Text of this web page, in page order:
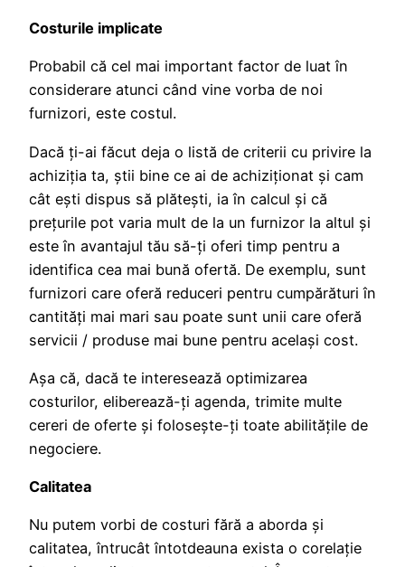
Costurile implicate
Probabil că cel mai important factor de luat în
considerare atunci când vine vorba de noi
furnizori, este costul.
Dacă ţi-ai făcut deja o listă de criterii cu privire la
achiziţia ta, ştii bine ce ai de achiziţionat și cam
cât ești dispus să plătești, ia în calcul şi că
prețurile pot varia mult de la un furnizor la altul și
este în avantajul tău să-ți oferi timp pentru a
identifica cea mai bună ofertă. De exemplu, sunt
furnizori care oferă reduceri pentru cumpărături în
cantități mai mari sau poate sunt unii care oferă
servicii / produse mai bune pentru același cost.
Așa că, dacă te interesează optimizarea
costurilor, eliberează-ți agenda, trimite multe
cereri de oferte și folosește-ți toate abilitățile de
negociere.
Calitatea
Nu putem vorbi de costuri fără a aborda și
calitatea, întrucât întotdeauna exista o corelație